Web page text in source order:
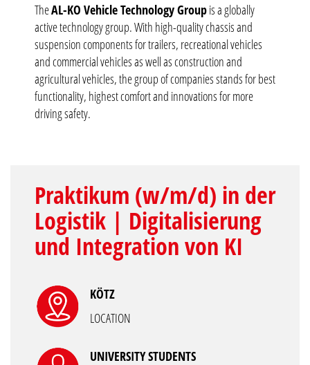
Praktikum (w/m/d) in der
Logistik | Digitalisierung
und Integration von KI
KÖTZ
LOCATION
UNIVERSITY STUDENTS
TheAL-KO Vehicle Technology Groupis a globally
active technology group. With high-quality chassis and
suspension components for trailers, recreational vehicles
and commercial vehicles as well as construction and
agricultural vehicles, the group of companies stands for best
functionality, highest comfort and innovations for more
driving safety.